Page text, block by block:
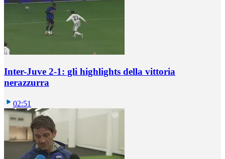
Inter-Juve 2-1: gli highlights della vittoria
nerazzurra
02:51